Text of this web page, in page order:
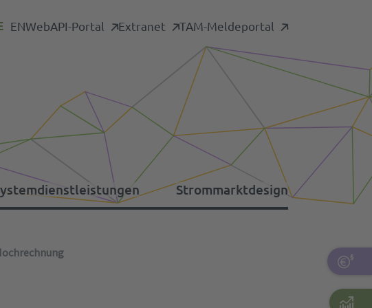
ENWebAPI-Portal Extranet TAM-Meldeportal
Strommarktdesign